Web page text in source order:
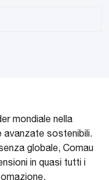
mondiale nella
avanzate sostenibili.
globale, Comau
in quasi tutti i